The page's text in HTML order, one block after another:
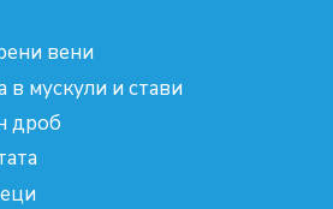
вени
в мускули и стави
дроб